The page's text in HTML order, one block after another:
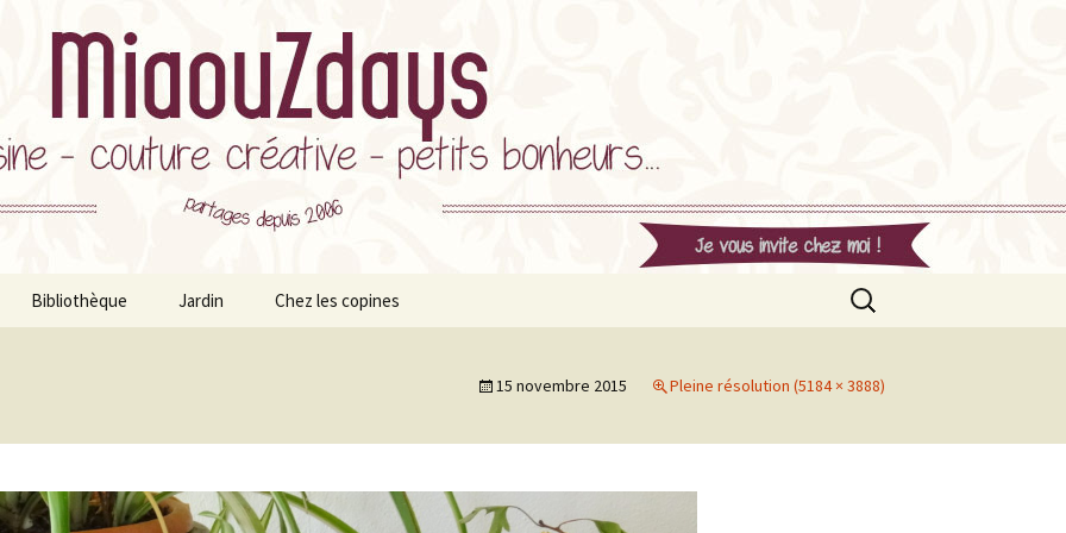
tutos inclus
Bibliothèque Jardin Chez les copines
Rechercher :
15 novembre 2015 Pleine résolution (5184 × 3888)